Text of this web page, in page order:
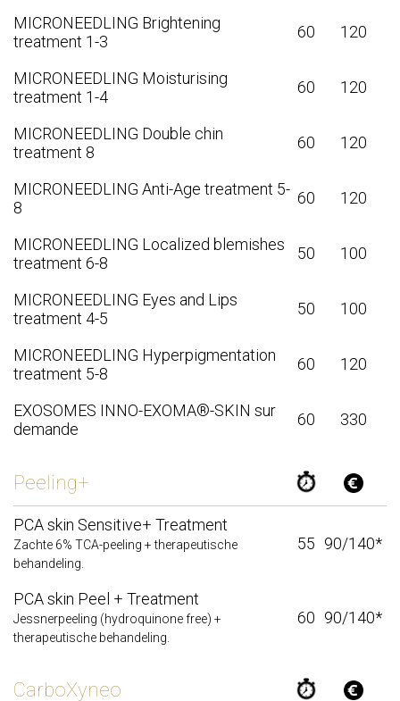
MICRONEEDLING Brightening
treatment 1-3
60 120
MICRONEEDLING Moisturising
treatment 1-4
60 120
MICRONEEDLING Double chin
treatment 8
60 120
MICRONEEDLING Anti-Age treatment 5-
8
60 120
MICRONEEDLING Localized blemishes
treatment 6-8
50 100
MICRONEEDLING Eyes and Lips
treatment 4-5
50 100
MICRONEEDLING Hyperpigmentation
treatment 5-8
60 120
EXOSOMES INNO-EXOMA®-SKIN sur
demande
60 330
Peeling+
PCA skin Sensitive+ Treatment
Zachte 6% TCA-peeling + therapeutische
behandeling.
55 90/140*
PCA skin Peel + Treatment
Jessnerpeeling (hydroquinone free) +
therapeutische behandeling.
60 90/140*
CarboXyneo